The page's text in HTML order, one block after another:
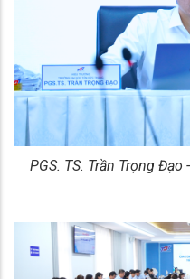
PGS. TS. Trần Trọng